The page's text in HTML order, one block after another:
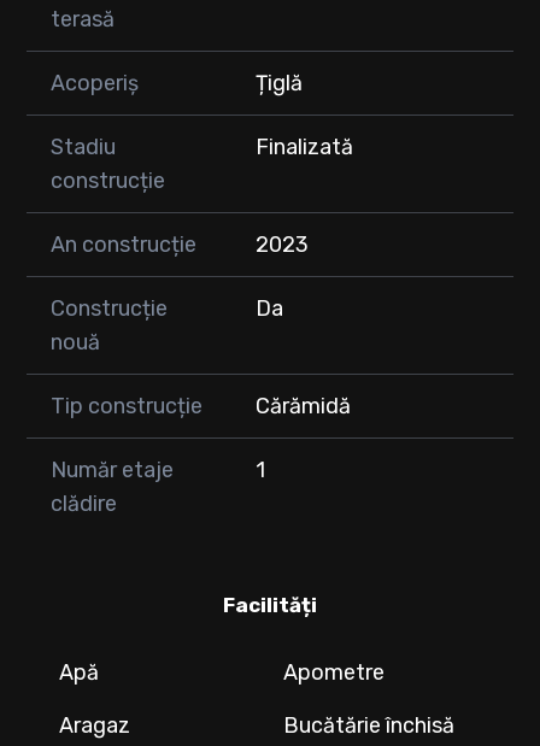
terasă
Acoperiș Țiglă
Stadiu
construcție
Finalizată
An construcție 2023
Construcție
nouă
Da
Tip construcție Cărămidă
Număr etaje
clădire
1
Facilități
Apă
Apometre
Aragaz
Bucătărie închisă